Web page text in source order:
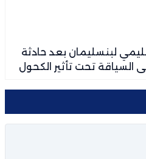
لبنسليمان بعد حادثة
السياقة تحت تأثير الكحول